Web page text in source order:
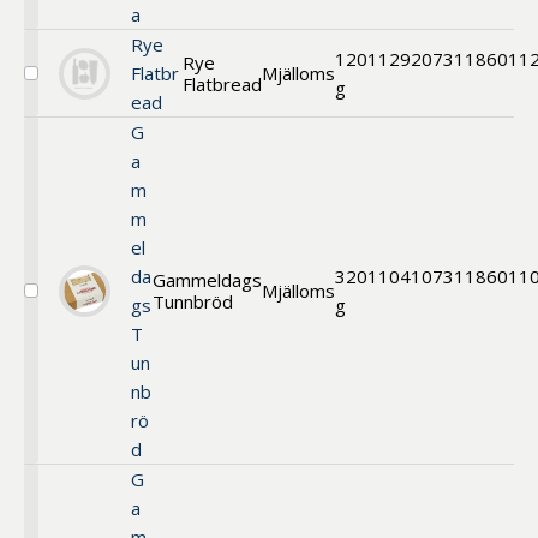
a
Välj
Tunnbröd
Rye
Flatbr
ead
Rye
FlatbreadMjälloms
120
g
11292
Välj
G
a
m
m
el
da
gs
T
un
nb
rö
d
Gammeldags
Tunnbröd
Mjälloms
320
g
11041
G
a